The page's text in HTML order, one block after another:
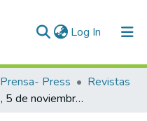
Log In (current)
Prensa- Press
Revistas
Número 36, 5 de noviembre de 1940